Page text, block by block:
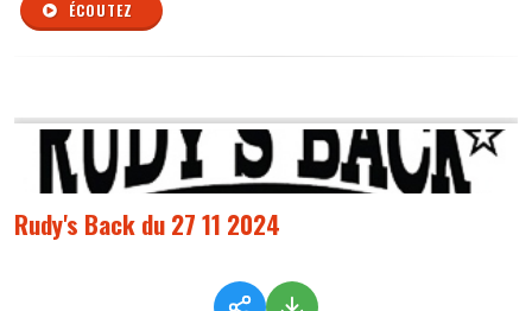
ÉCOUTEZ
Rudy's Back du 27 11 2024